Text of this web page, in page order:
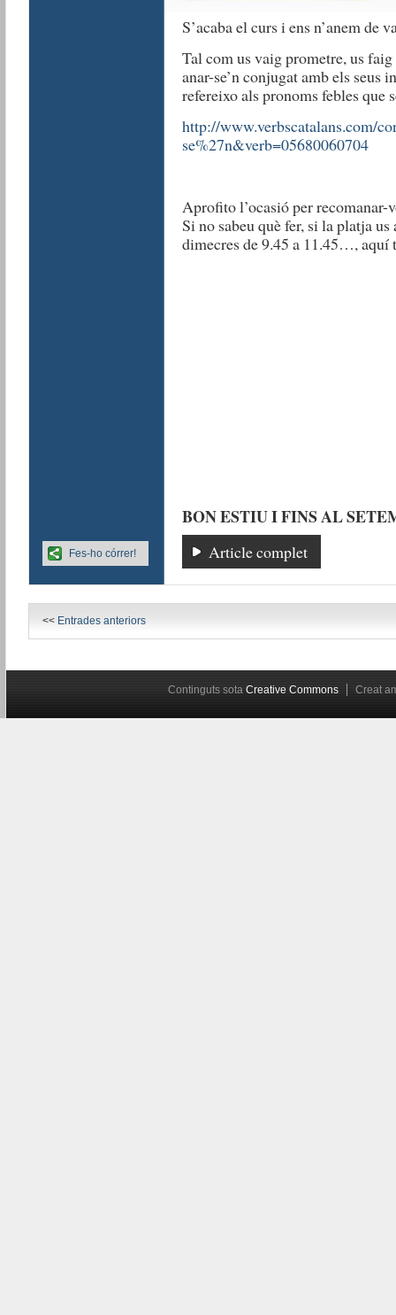
S’acaba el curs i ens n’anem de
Tal com us vaig prometre, us
anar-se’n conjugat amb els seus
refereixo als pronoms febles que
http://www.verbscatalans.com/
se%27n&verb=05680060704
Aprofito l’ocasió per recomanar-
Si no sabeu què fer, si la platja
dimecres de 9.45 a 11.45…, aquí
BON ESTIU I FINS AL
Article complet
Fes-ho córrer!
<< Entrades anteriors
Continguts sota Creative Commons Creat